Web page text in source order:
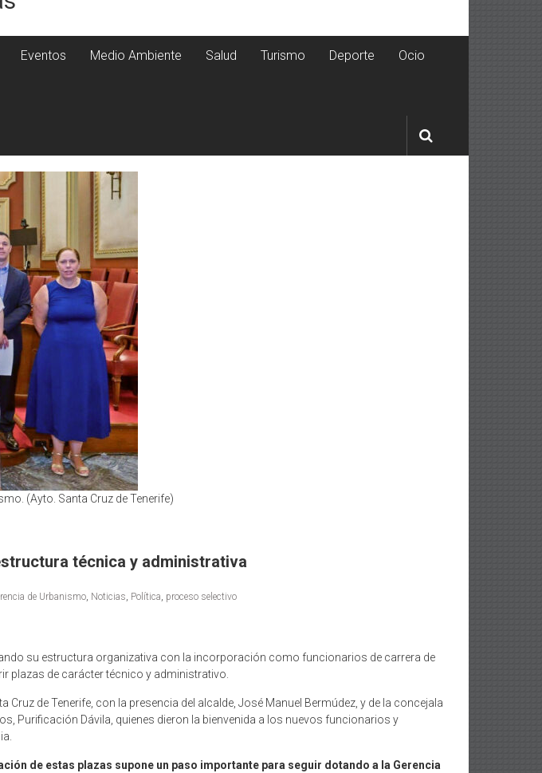
Eventos Medio Ambiente Salud Turismo Deporte Ocio
(Ayto. Santa Cruz de Tenerife)
técnica y administrativa
de Urbanismo, Noticias, Política, proceso selectivo
su estructura organizativa con la incorporación como funcionarios de carrera de
plazas de carácter técnico y administrativo.
de Tenerife, con la presencia del alcalde, José Manuel Bermúdez, y de la concejala
Purificación Dávila, quienes dieron la bienvenida a los nuevos funcionarios y
de estas plazas supone un paso importante para seguir dotando a la Gerencia